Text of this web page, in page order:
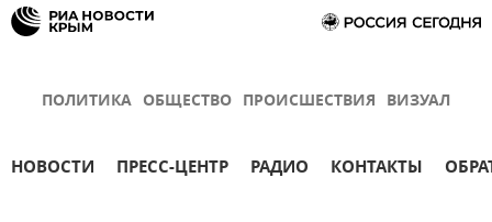
ПОЛИТИКА ОБЩЕСТВО ПРОИСШЕСТВИЯ ВИЗУАЛ
НОВОСТИ ПРЕСС-ЦЕНТР РАДИО КОНТАКТЫ